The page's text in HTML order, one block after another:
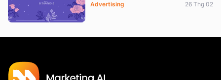
Advertising 26 Thg 02